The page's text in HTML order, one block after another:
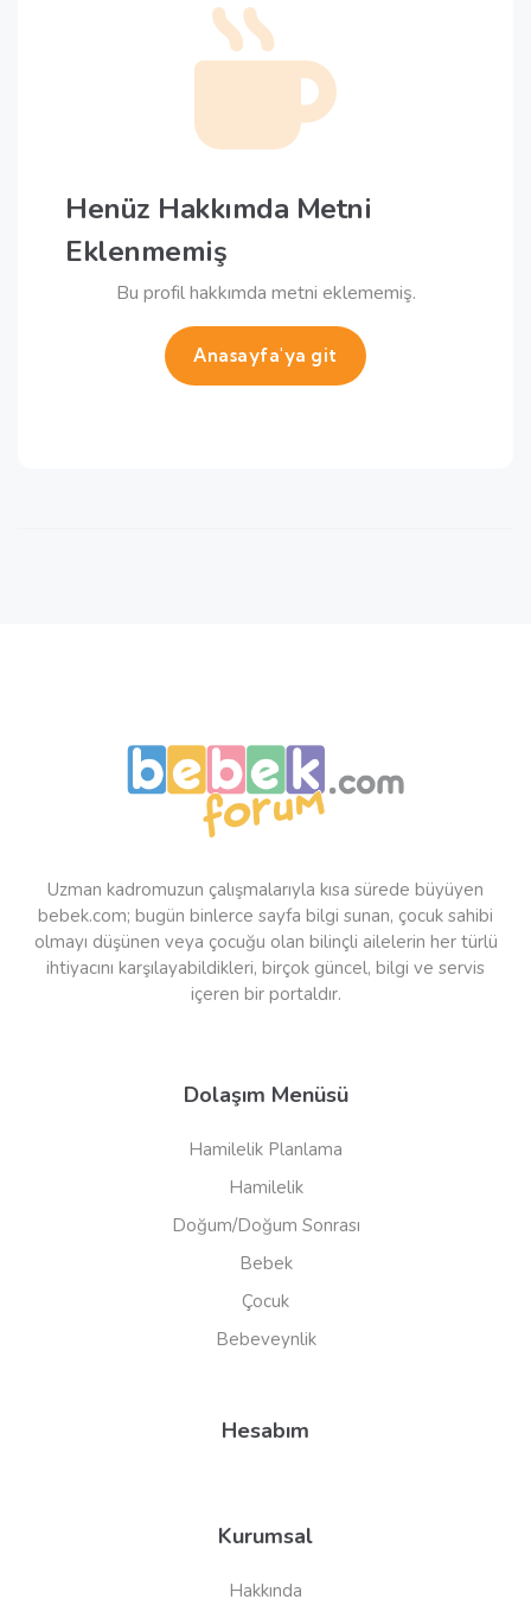
Henüz Hakkımda Metni
Eklenmemiş
Bu profil hakkımda metni eklememiş.
Anasayfa'ya git
Uzman kadromuzun çalışmalarıyla kısa sürede büyüyen
bebek.com; bugün binlerce sayfa bilgi sunan, çocuk sahibi
olmayı düşünen veya çocuğu olan bilinçli ailelerin her türlü
ihtiyacını karşılayabildikleri, birçok güncel, bilgi ve servis
içeren bir portaldır.
Dolaşım Menüsü
Hamilelik Planlama
Hamilelik
Doğum/Doğum Sonrası
Bebek
Çocuk
Bebeveynlik
Hesabım
Kurumsal
Hakkında